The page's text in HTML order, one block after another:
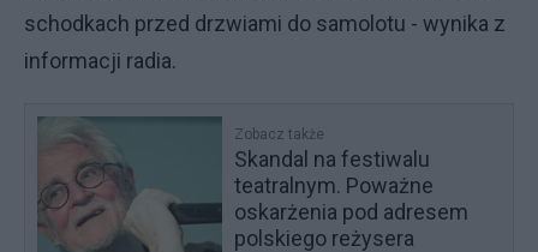
schodkach przed drzwiami do samolotu - wynika z
informacji radia.
Zobacz także
Skandal na festiwalu
teatralnym. Poważne
oskarżenia pod adresem
polskiego reżysera